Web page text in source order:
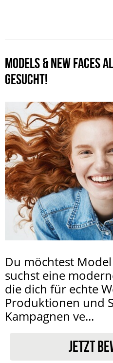
MODELS & NEW FACES
GESUCHT!
Du möchtest
suchst eine
die dich für echte
Produktionen und
Kampagnen ve...
JETZT